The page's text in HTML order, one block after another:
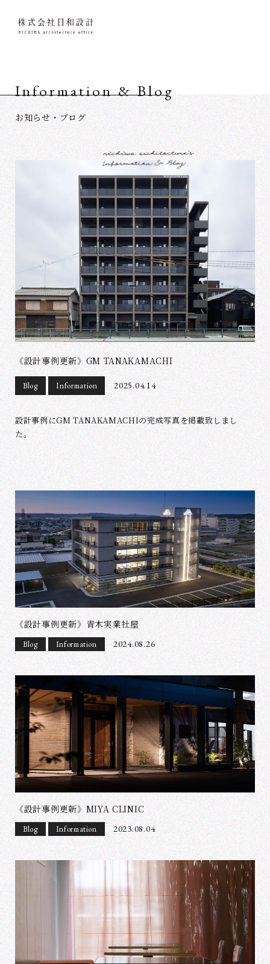
Information & Blog
お知らせ・ブログ
《設計事例更新》GM TANAKAMACHI
Blog Information 2025.04.14
設計事例にGM TANAKAMACHIの完成写真を掲載致しまし
た。
《設計事例更新》青木実業社屋
Blog Information 2024.08.26
《設計事例更新》MIYA CLINIC
Blog Information 2023.08.04